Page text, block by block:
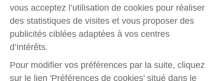
Données personnelles
Mentions legales
12, rue Alexandre Parodi - 75010 Paris
vous acceptez l’utilisation de cookies pour réaliser
des statistiques de visites et vous proposer des
publicités ciblées adaptées à vos centres
d’intérêts.
Pour modifier vos préférences par la suite, cliquez
sur le lien 'Préférences de cookies' situé dans le